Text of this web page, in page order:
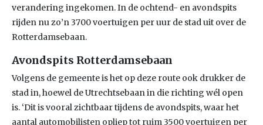
verandering ingekomen. In de ochtend- en avondspits
rijden nu zo’n 3700 voertuigen per uur de stad uit over de
Rotterdamsebaan.
Avondspits Rotterdamsebaan
Volgens de gemeente is het op deze route ook drukker de
stad in, hoewel de Utrechtsebaan in die richting wél open
is. ‘Dit is vooral zichtbaar tijdens de avondspits, waar het
aantal automobilisten opliep tot ruim 3500 voertuigen per